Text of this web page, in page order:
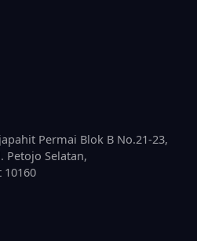
Permai Blok B No.21-23,
Petojo Selatan,
10160